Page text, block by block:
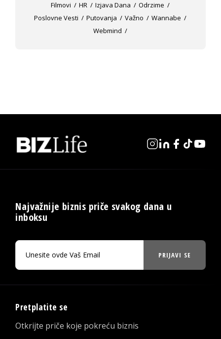
Filmovi
HR Izjava Dana
Odrzime
Poslovne Vesti
Putovanja Važno
Wannabe
Webmind
Najvažnije biznis priče svakog dana u
inboksu
PRIJAVI SE
Pretplatite se
Otkrijte priče koje pokreću biznis